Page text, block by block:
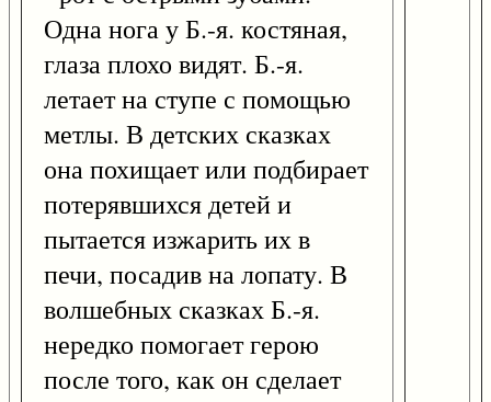
Одна нога у Б.-я. костяная,
глаза плохо видят. Б.-я.
летает на ступе с помощью
метлы. В детских сказках
она похищает или подбирает
потерявшихся детей и
пытается изжарить их в
печи, посадив на лопату. В
волшебных сказках Б.-я.
нередко помогает герою
после того, как он сделает